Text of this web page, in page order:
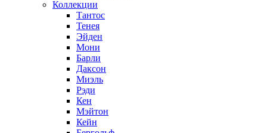
Коллекции
Тантос
Тенея
Эйден
Мони
Барли
Даксон
Миэль
Рэди
Кен
Мэйтон
Кейн